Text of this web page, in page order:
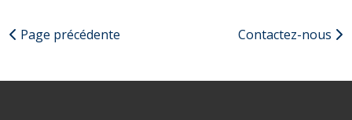
Page précédente Contactez-nous